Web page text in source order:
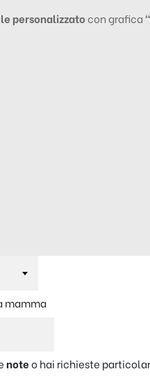
personalizzatocon grafica “
mamma
noteo hai richieste